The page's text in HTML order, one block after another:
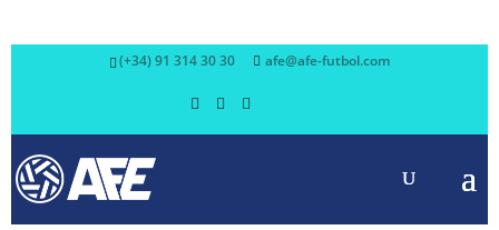
(+34) 91 314 30 30 afe@afe-futbol.com